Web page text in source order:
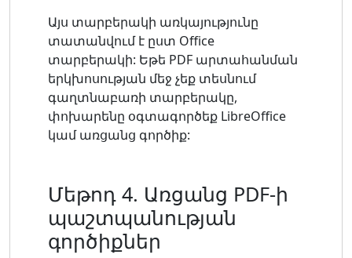
Այս տարբերակի առկայությունը
տատանվում է ըստ Office
տարբերակի: Եթե ​​PDF արտահանման
երկխոսության մեջ չեք տեսնում
գաղտնաբառի տարբերակը,
փոխարենը օգտագործեք LibreOffice
կամ առցանց գործիք:
Մեթոդ 4. Առցանց PDF-ի
պաշտպանության
գործիքներ